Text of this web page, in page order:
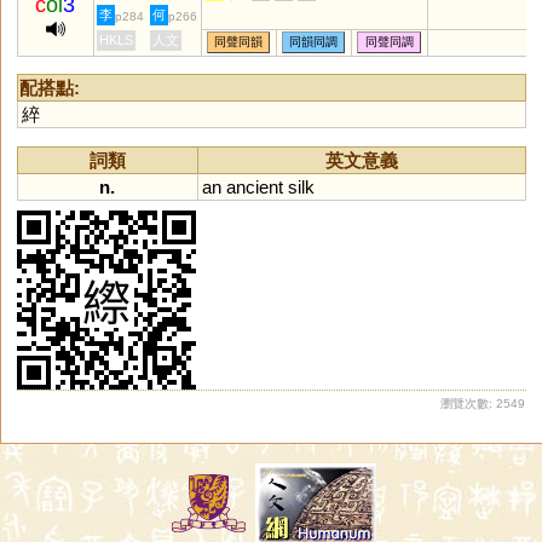
李 p284 何 p266
HKLS 人文 同聲同韻 同韻同調 同聲同調
配搭點:
綷
詞類
英文意義
n.
an ancient silk
瀏覽次數: 2549